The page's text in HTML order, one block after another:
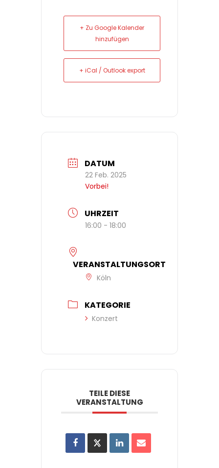
+ Zu Google Kalender
hinzufügen
+ iCal / Outlook export
DATUM
22 Feb. 2025
Vorbei!
UHRZEIT
16:00 - 18:00
VERANSTALTUNGSORT
Köln
KATEGORIE
Konzert
TEILE DIESE
VERANSTALTUNG